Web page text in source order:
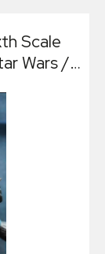
Scale
Wars /